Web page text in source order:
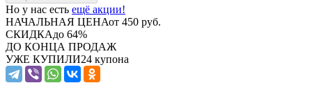
Но у нас есть ещё акции!
НАЧАЛЬНАЯ ЦЕНАот 450 руб.
СКИДКАдо 64%
ДО КОНЦА ПРОДАЖ
УЖЕ КУПИЛИ24 купона